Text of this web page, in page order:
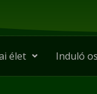
élet Induló